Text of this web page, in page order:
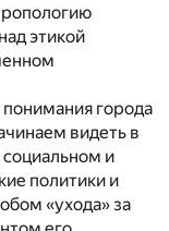
этикой
города
видеть в
социальном и
политики и
«ухода» за